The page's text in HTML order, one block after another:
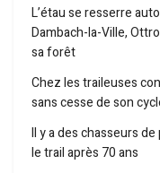
L’étau se resserre
Dambach-la-Ville,
sa forêt
Chez les traileuses
sans cesse de son
Il y a des chasseurs
le trail après 70 ans